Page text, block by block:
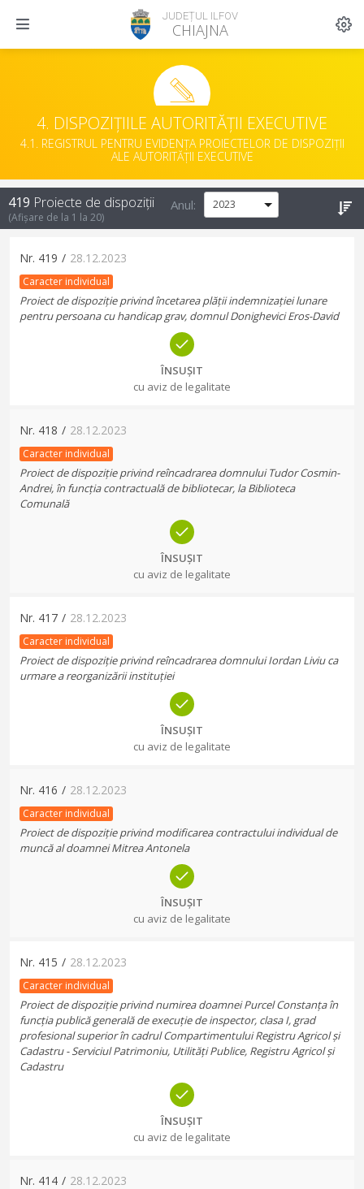
JUDEȚUL ILFOV
CHIAJNA
4. DISPOZIȚIILE AUTORITĂȚII EXECUTIVE
4.1. REGISTRUL PENTRU EVIDENȚA PROIECTELOR DE DISPOZIȚII
ALE AUTORITĂȚII EXECUTIVE
419 Proiecte de dispoziții
(Afișare de la 1 la 20)
Anul:
Nr. 419 / 28.12.2023
Caracter individual
Proiect de dispoziție privind încetarea plății indemnizației lunare
pentru persoana cu handicap grav, domnul Donighevici Eros-David
ÎNSUȘIT
cu aviz de legalitate
Nr. 418 / 28.12.2023
Caracter individual
Proiect de dispoziție privind reîncadrarea domnului Tudor Cosmin-
Andrei, în funcția contractuală de bibliotecar, la Biblioteca
Comunală
ÎNSUȘIT
cu aviz de legalitate
Nr. 417 / 28.12.2023
Caracter individual
Proiect de dispoziție privind reîncadrarea domnului Iordan Liviu ca
urmare a reorganizării instituției
ÎNSUȘIT
cu aviz de legalitate
Nr. 416 / 28.12.2023
Caracter individual
Proiect de dispoziție privind modificarea contractului individual de
muncă al doamnei Mitrea Antonela
ÎNSUȘIT
cu aviz de legalitate
Nr. 415 / 28.12.2023
Caracter individual
Proiect de dispoziție privind numirea doamnei Purcel Constanța în
funcția publică generală de execuție de inspector, clasa I, grad
profesional superior în cadrul Compartimentului Registru Agricol și
Cadastru - Serviciul Patrimoniu, Utilități Publice, Registru Agricol și
Cadastru
ÎNSUȘIT
cu aviz de legalitate
Nr. 414 / 28.12.2023